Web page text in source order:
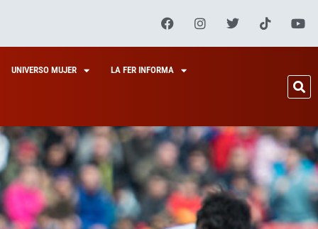
UNIVERSO MUJER LA FER INFORMA